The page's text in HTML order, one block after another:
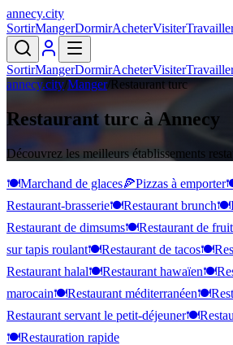
annecy.city
SortirMangerDormirAcheterVisiter
SortirMangerDormirAcheterVisiter
annecy.city/Manger/Restaurant turc
Restaurant turc à Annecy
Découvrez les meilleurs établissements
🍽️Marchand de glaces🍕Pizzas à emporter
Restaurant-brasserie🍽️Restaurant brunch🍽️
Restaurant de dimsums🍽️Restaurant de
sur tapis roulant🍽️Restaurant de tacos🍽️
Restaurant halal🍽️Restaurant hawaïen🍽️
marocain🍽️Restaurant méditerranéen🍽️
Restaurant servant le petit-déjeuner🍽️
🍽️Restauration rapide